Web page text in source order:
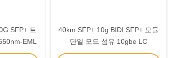
SFP+ 트
EML
40km SFP+ 10g BIDI SFP+ 모듈
단일 모드 섬유 10gbe LC